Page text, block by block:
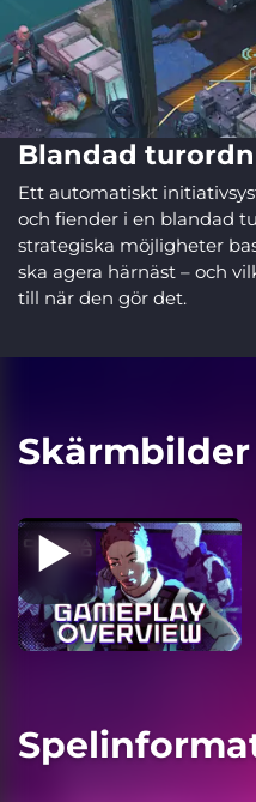
Blandad
Ett automatiskt
och fiender i en blandad
strategiska möjligheter
ska agera härnäst – och
till när den gör det.